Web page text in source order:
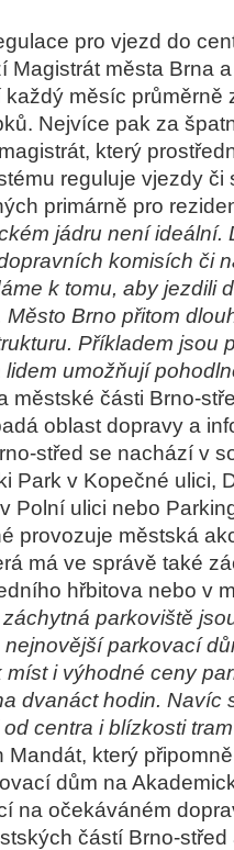
pro vjezd do
Magistrát města Brna
měsíc průměrně
Nejvíce pak za
který
reguluje vjezdy či
primárně pro
jádru není ideální.
komisích či
k tomu, aby jezdili
Brno přitom
Příkladem jsou
umožňují
městské části Brno-
oblast dopravy a
střed se nachází v
Park v Kopečné ulici,
Polní ulici nebo
provozuje městská
má ve správě také
hřbitova nebo v
parkoviště
parkovací
i výhodné ceny
dvanáct hodin. Navíc
centra i blízkosti
který
dům na
na očekáváném
částí Brno-